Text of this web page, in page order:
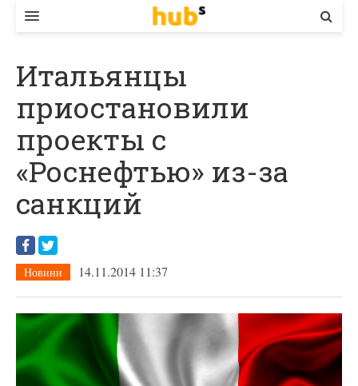
ЕКОНОМІКА
БІЗНЕС
СТАРТЕР
КОНТАКТИ
Итальянцы
приостановили
проекты с
«Роснефтью» из-за
санкций
Новини 14.11.2014 11:37